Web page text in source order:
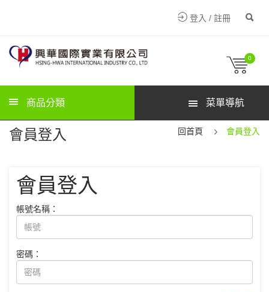
登入 / 註冊
0
商品分類 菜單導航
會員登入 回首頁 會員登入
會員登入
帳號名稱：
密碼：